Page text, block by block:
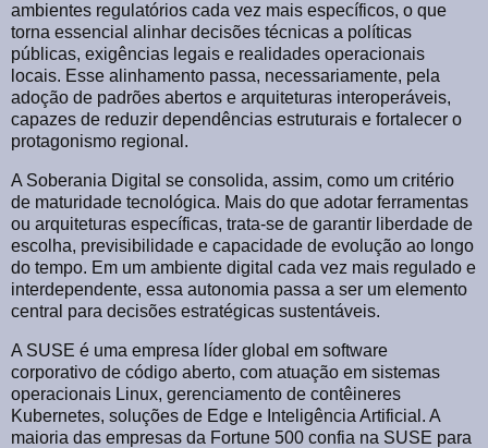
ambientes regulatórios cada vez mais específicos, o que
torna essencial alinhar decisões técnicas a políticas
públicas, exigências legais e realidades operacionais
locais. Esse alinhamento passa, necessariamente, pela
adoção de padrões abertos e arquiteturas interoperáveis,
capazes de reduzir dependências estruturais e fortalecer o
protagonismo regional.
A Soberania Digital se consolida, assim, como um critério
de maturidade tecnológica. Mais do que adotar ferramentas
ou arquiteturas específicas, trata-se de garantir liberdade de
escolha, previsibilidade e capacidade de evolução ao longo
do tempo. Em um ambiente digital cada vez mais regulado e
interdependente, essa autonomia passa a ser um elemento
central para decisões estratégicas sustentáveis.
A SUSE é uma empresa líder global em software
corporativo de código aberto, com atuação em sistemas
operacionais Linux, gerenciamento de contêineres
Kubernetes, soluções de Edge e Inteligência Artificial. A
maioria das empresas da Fortune 500 confia na SUSE para